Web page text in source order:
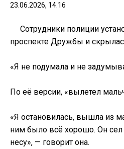
23.06.2026, 14.16
Сотрудники полиции
проспекте Дружбы и
«Я не подумала и не
По её версии, «вылетел
«Я остановилась, вышла из
ним было всё хорошо. Он сел
несу», — говорит она.